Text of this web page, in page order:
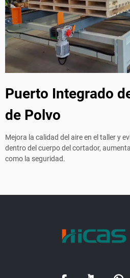
Puerto Integrado
de Polvo
Mejora la calidad del aire en el taller y
dentro del cuerpo del cortador,
como la seguridad.